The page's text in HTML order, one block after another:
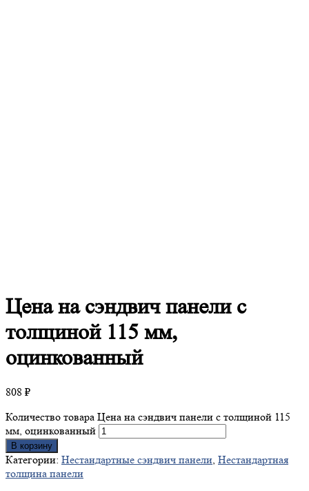
Ценана сэндвич панели с
толщиной 115 мм,
оцинкованный
808 ₽
Количество товара Цена на сэндвич панели с толщиной 115
мм, оцинкованный
В корзину
Категории: Нестандартные сэндвич панели, Нестандартная
толщина панели